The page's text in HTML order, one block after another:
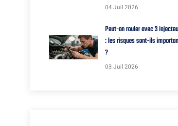
04 Juil 2026
Peut-on rouler avec 3
: les risques sont-ils
?
03 Juil 2026